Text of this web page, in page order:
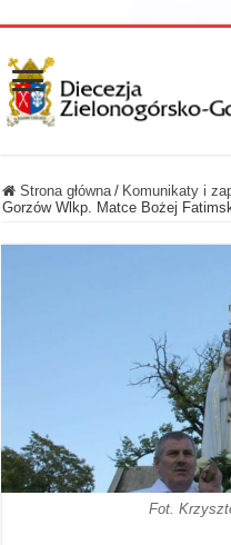
Strona główna / Komunikaty i
Gorzów Wlkp. Matce Bożej
Fot.